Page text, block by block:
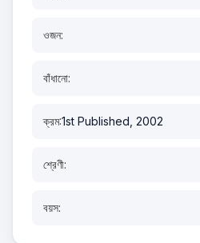
ওজন:
বাঁধানো:
ক্রম:1st Published, 2002
শ্রেণী:
বয়স: